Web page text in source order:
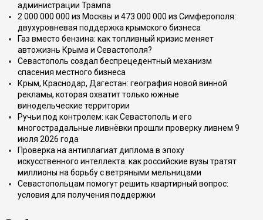
администрации Трампа
2 000 000 000 из Москвы и 473 000 000 из Симферополя:
двухуровневая поддержка крымского бизнеса
Газ вместо бензина: как топливный кризис меняет
автожизнь Крыма и Севастополя?
Севастополь создал беспрецедентный механизм
спасения местного бизнеса
Крым, Краснодар, Дагестан: география новой винной
рекламы, которая охватит только южные
винодельческие территории
Ручьи под контролем: как Севастополь и его
многострадальные ливнёвки прошли проверку ливнем 9
июля 2026 года
Проверка на антиплагиат диплома в эпоху
искусственного интеллекта: как российские вузы тратят
миллионы на борьбу с ветряными мельницами
Севастопольцам помогут решить квартирный вопрос:
условия для получения поддержки